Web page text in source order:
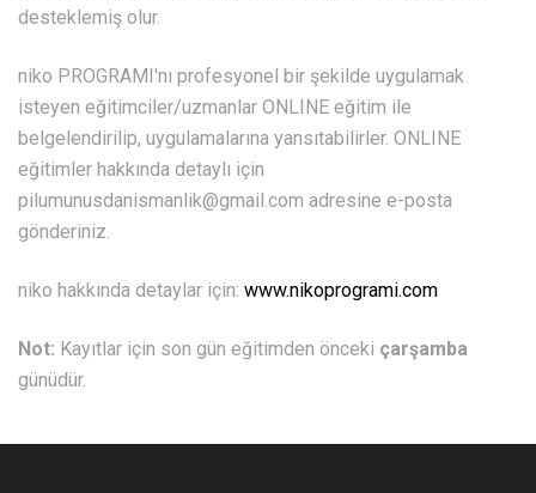
desteklemiş olur.
niko PROGRAMI'nı profesyonel bir şekilde uygulamak
isteyen eğitimciler/uzmanlar ONLINE eğitim ile
belgelendirilip, uygulamalarına yansıtabilirler. ONLINE
eğitimler hakkında detaylı için
pilumunusdanismanlik@gmail.com adresine e-posta
gönderiniz.
niko hakkında detaylar için: www.nikoprogrami.com
Not: Kayıtlar için son gün eğitimden önceki çarşamba
günüdür.